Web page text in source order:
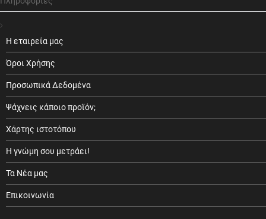
Η εταιρεία μας
Όροι Χρήσης
Προσωπικά Δεδομένα
Ψάχνεις κάποιο προϊόν;
Χάρτης ιστοτόπου
Η γνώμη σου μετράει!
Τα Νέα μας
Επικοινωνία